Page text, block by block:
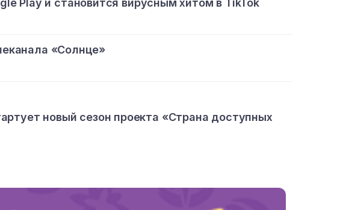
«Солнце»
новый сезон проекта «Страна доступных